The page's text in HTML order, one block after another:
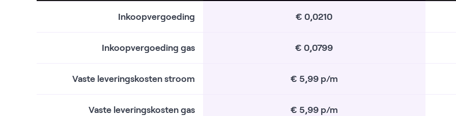
Inkoopvergoeding € 0,0210
Inkoopvergoeding gas € 0,0799
Vaste leveringskosten stroom € 5,99 p/m
Vaste leveringskosten gas € 5,99 p/m